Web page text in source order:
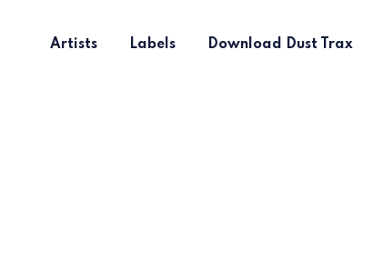
Artists Labels Download Dust Trax